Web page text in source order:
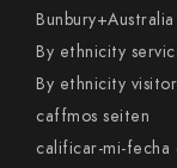
By ethnicity
By ethnicity
caffmos seiten
calificar-mi-fecha